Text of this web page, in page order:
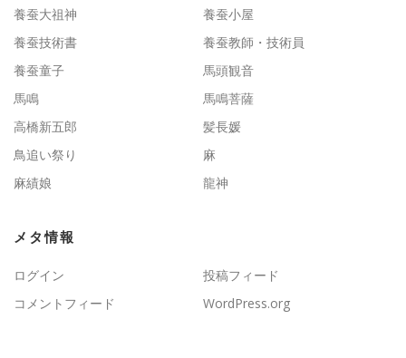
養蚕大祖神
養蚕小屋
養蚕技術書
養蚕教師・技術員
養蚕童子
馬頭観音
馬鳴
馬鳴菩薩
高橋新五郎
髪長媛
鳥追い祭り
麻
麻績娘
龍神
メタ情報
ログイン
投稿フィード
コメントフィード
WordPress.org